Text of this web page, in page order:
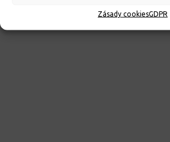
Zásady cookiesGDPR